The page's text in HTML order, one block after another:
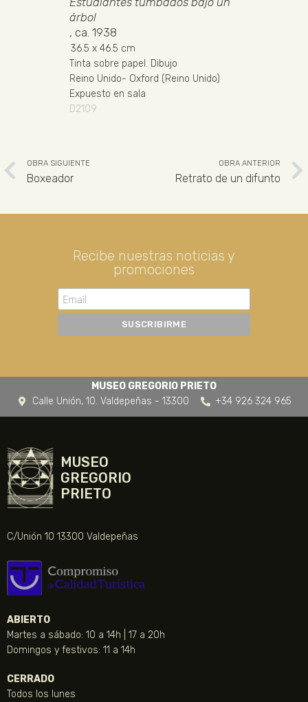
árbol
, ca. 1938
36.5 x 46.5 cm
Tinta sobre papel . Dibujo
Reino Unido- Oxford (Reino Unido)
Expuesto en sala
D2109
OBRA SIGUIENTE
Boxeador
OBRA ANTERIOR
Retrato de un difunto
Recibe nuestras noticias y
promociones
MUSEO GREGORIO PRIETO
Calle Unión, 10. Valdepeñas - 13300
+34 926 324 965
MUSEO
GREGORIO
PRIETO
C/Unión 10 13300 Valdepeñas
ABIERTO
Martes a sábado: 10 a 14h | 17 a 20h
Domingos y festivos: 11 a 14h
CERRADO
Todos los lunes